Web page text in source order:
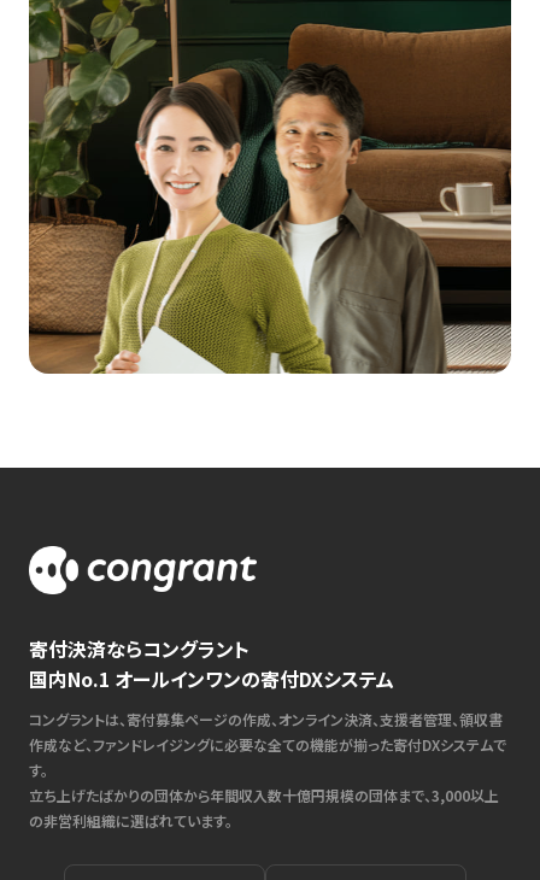
寄付決済ならコングラント
国内No.1 オールインワンの寄付DXシステム
コングラントは、寄付募集ページの作成、オンライン決済、支援者管理、領収書
作成など、ファンドレイジングに必要な全ての機能が揃った寄付DXシステムで
す。
立ち上げたばかりの団体から年間収入数十億円規模の団体まで、3,000以上
の非営利組織に選ばれています。